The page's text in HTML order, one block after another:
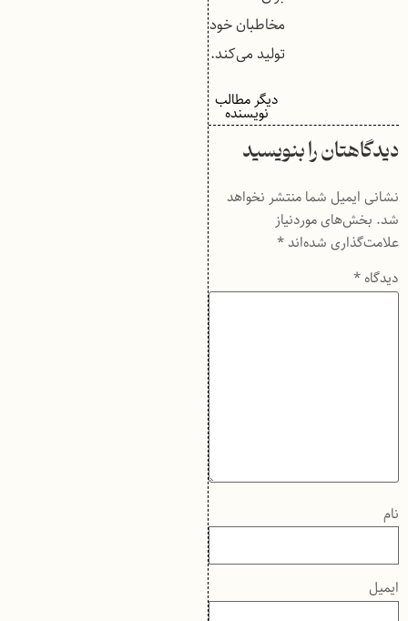
مخاطبان خود
تولید می‌کند.
دیگر مطالب
نویسنده
دیدگاهتان را بنویسید
نشانی ایمیل شما منتشر نخواهد
شد. بخش‌های موردنیاز
علامت‌گذاری شده‌اند*
دیدگاه*
نام
ایمیل